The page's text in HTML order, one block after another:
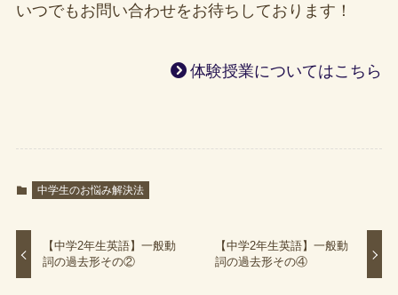
いつでもお問い合わせをお待ちしております！
体験授業についてはこちら
中学生のお悩み解決法
【中学2年生英語】一般動
詞の過去形その②
【中学2年生英語】一般動
詞の過去形その④